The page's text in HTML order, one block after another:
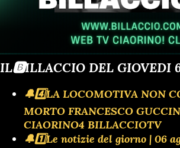
IL🅱️ILLACCIO DEL GIOVEDI
🔔4️⃣LA LOCOMOTIVA NON
MORTO FRANCESCO
CIAORINO4 BILLACCIOTV
🔔1️⃣Le notizie del giorno | 06